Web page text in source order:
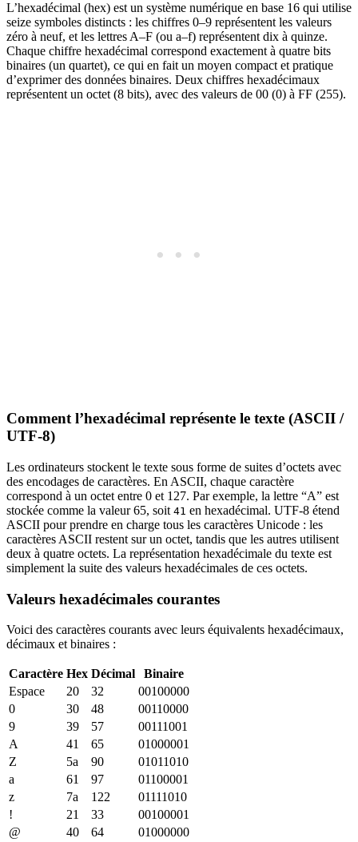
L’hexadécimal (hex) est un système numérique en base 16 qui utilise
seize symboles distincts : les chiffres 0–9 représentent les valeurs
zéro à neuf, et les lettres A–F (ou a–f) représentent dix à quinze.
Chaque chiffre hexadécimal correspond exactement à quatre bits
binaires (un quartet), ce qui en fait un moyen compact et pratique
d’exprimer des données binaires. Deux chiffres hexadécimaux
représentent un octet (8 bits), avec des valeurs de 00 (0) à FF (255).
Comment l’hexadécimal représente le texte (ASCII /
UTF-8)
Les ordinateurs stockent le texte sous forme de suites d’octets avec
des encodages de caractères. En ASCII, chaque caractère
correspond à un octet entre 0 et 127. Par exemple, la lettre “A” est
stockée comme la valeur 65, soit 41 en hexadécimal. UTF-8 étend
ASCII pour prendre en charge tous les caractères Unicode : les
caractères ASCII restent sur un octet, tandis que les autres utilisent
deux à quatre octets. La représentation hexadécimale du texte est
simplement la suite des valeurs hexadécimales de ces octets.
Valeurs hexadécimales courantes
Voici des caractères courants avec leurs équivalents hexadécimaux,
décimaux et binaires :
Caractère Hex Décimal
Binaire
Espace
20 32
00100000
0
30 48
00110000
9
39 57
00111001
A
41 65
01000001
Z
5a 90
01011010
a
61 97
01100001
z
7a 122
01111010
!
21 33
00100001
@
40 64
01000000